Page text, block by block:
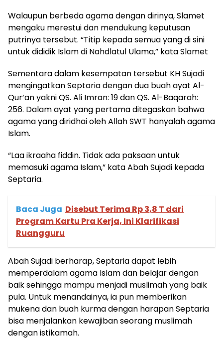
Walaupun berbeda agama dengan dirinya, Slamet
mengaku merestui dan mendukung keputusan
putrinya tersebut. “Titip kepada semua yang di sini
untuk dididik Islam di Nahdlatul Ulama,” kata Slamet
Sementara dalam kesempatan tersebut KH Sujadi
mengingatkan Septaria dengan dua buah ayat Al-
Qur’an yakni QS. Ali Imran: 19 dan QS. Al-Baqarah:
256. Dalam ayat yang pertama ditegaskan bahwa
agama yang diridhai oleh Allah SWT hanyalah agama
Islam.
“Laa ikraaha fiddin. Tidak ada paksaan untuk
memasuki agama Islam,” kata Abah Sujadi kepada
Septaria.
Baca Juga Disebut Terima Rp 3,8 T dari
Program Kartu Pra Kerja, Ini Klarifikasi
Ruangguru
Abah Sujadi berharap, Septaria dapat lebih
memperdalam agama Islam dan belajar dengan
baik sehingga mampu menjadi muslimah yang baik
pula. Untuk menandainya, ia pun memberikan
mukena dan buah kurma dengan harapan Septaria
bisa menjalankan kewajiban seorang muslimah
dengan istikamah.